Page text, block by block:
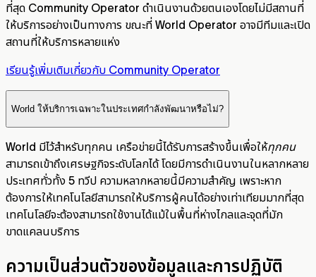
ที่สุด Community Operator ดำเนินงานด้วยตนเองโดยไม่มีสถานที่
ให้บริการอย่างเป็นทางการ ขณะที่ World Operator อาจมีทีมและเปิด
สถานที่ให้บริการหลายแห่ง
เรียนรู้เพิ่มเติมเกี่ยวกับ Community Operator
World ให้บริการเฉพาะในประเทศกำลังพัฒนาหรือไม่?
World มีไว้สำหรับทุกคน เครือข่ายนี้ได้รับการสร้างขึ้นเพื่อให้ทุกคน
สามารถเข้าถึงเศรษฐกิจระดับโลกได้ โดยมีการดำเนินงานในหลากหลาย
ประเทศทั่วทั้ง 5 ทวีป ความหลากหลายนี้มีความสำคัญ เพราะหาก
ต้องการให้เทคโนโลยีสามารถให้บริการผู้คนได้อย่างเท่าเทียมมากที่สุด
เทคโนโลยีจะต้องสามารถใช้งานได้แม้ในพื้นที่ห่างไกลและจุดที่มัก
ขาดแคลนบริการ
ความเป็นส่วนตัวของข้อมูลและการปฏิบัติ